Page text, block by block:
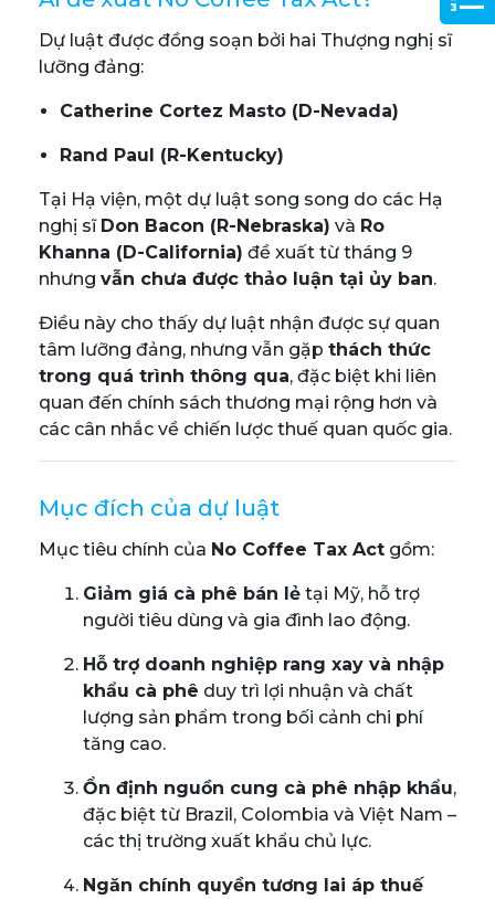
Dự luật được đồng soạn bởi hai Thượng nghị sĩ
lưỡng đảng:
Catherine Cortez Masto (D-Nevada)
Rand Paul (R-Kentucky)
Tại Hạ viện, một dự luật song song do các Hạ
nghị sĩ Don Bacon (R-Nebraska) và Ro
Khanna (D-California) đề xuất từ tháng 9
nhưng vẫn chưa được thảo luận tại ủy ban.
Điều này cho thấy dự luật nhận được sự quan
tâm lưỡng đảng, nhưng vẫn gặp thách thức
trong quá trình thông qua, đặc biệt khi liên
quan đến chính sách thương mại rộng hơn và
các cân nhắc về chiến lược thuế quan quốc gia.
Mục đích của dự luật
Mục tiêu chính của No Coffee Tax Act gồm:
Giảm giá cà phê bán lẻ tại Mỹ, hỗ trợ
người tiêu dùng và gia đình lao động.
Hỗ trợ doanh nghiệp rang xay và nhập
khẩu cà phê duy trì lợi nhuận và chất
lượng sản phẩm trong bối cảnh chi phí
tăng cao.
Ổn định nguồn cung cà phê nhập khẩu,
đặc biệt từ Brazil, Colombia và Việt Nam –
các thị trường xuất khẩu chủ lực.
Ngăn chính quyền tương lai áp thuế